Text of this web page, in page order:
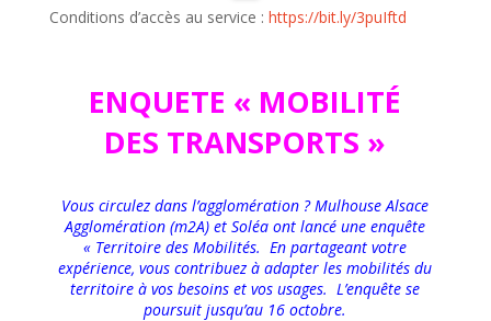
Conditions d’accès au service : https://bit.ly/3puIftd
ENQUETE « MOBILITÉ
DES TRANSPORTS »
Vous circulez dans l’agglomération ? Mulhouse Alsace
Agglomération (m2A) et Soléa ont lancé une enquête
« Territoire des Mobilités. En partageant votre
expérience, vous contribuez à adapter les mobilités du
territoire à vos besoins et vos usages. L’enquête se
poursuit jusqu’au 16 octobre.